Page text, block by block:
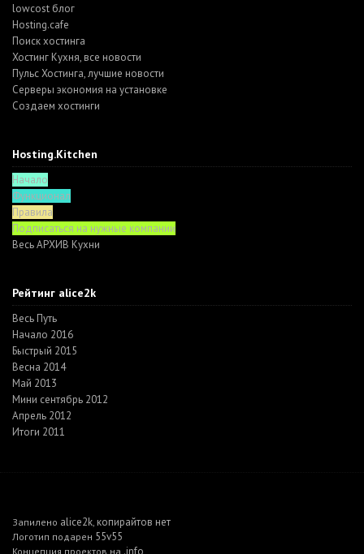
lowcost блог
Hosting.cafe
Поиск хостинга
Хостинг Кухня, все новости
Пульс Хостинга, лучшие новости
Серверы экономия на установке
Создаем хостинги
Hosting.Kitchen
Начало
Функционал
Правила
Подписаться на нужные компании
Весь АРХИВ Кухни
Рейтинг alice2k
Весь Путь
Начало 2016
Быстрый 2015
Весна 2014
Май 2013
Мини сентябрь 2012
Апрель 2012
Итоги 2011
Запилено alice2k, копирайтов нет
Логотип подарен 55v55
Концепция проектов на .info